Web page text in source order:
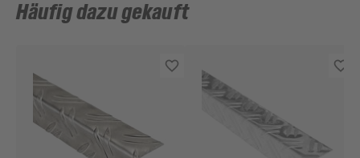
Häufig dazu gekauft